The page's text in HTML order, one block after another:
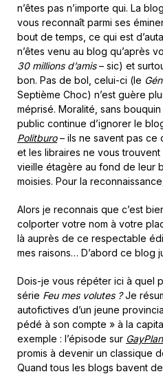
n’êtes pas n’importe qui. La
vous reconnaît parmi ses
bout de temps, ce qui est
n’êtes venu au blog qu’après
30 millions d’amis– sic) et
bon. Pas de bol, celui-ci (le
Septième Choc) n’est guère
méprisé. Moralité, sans
public continue d’ignorer le
Politburo– ils ne savent pas ce
et les libraires ne vous
vieille étagère au fond de leur
moisies. Pour la
Alors je reconnais que c’est
colporter votre nom à votre
là auprès de ce respectable
mes raisons… D’abord ce blog
Dois-je vous répéter ici à quel
série Feu mes volutes ?Je
autofictives d’un jeune
pédé à son compte » à la
exemple : l’épisode sur
promis à devenir un classique
Quand tous les blogs bavent